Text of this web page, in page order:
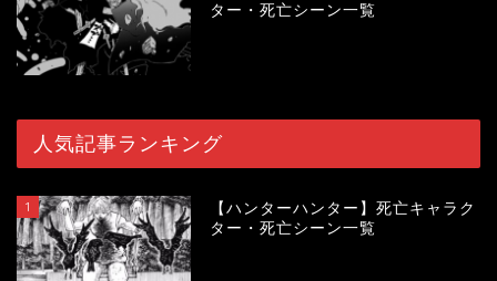
ター・死亡シーン一覧
人気記事ランキング
1
【ハンターハンター】死亡キャラク
ター・死亡シーン一覧